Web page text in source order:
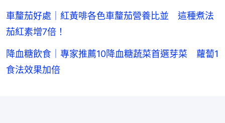
車釐茄好處｜紅黃啡各色車釐茄營養比並 這種煮法
茄紅素增7倍！
降血糖飲食｜專家推薦10降血糖蔬菜首選芽菜 蘿蔔1
食法效果加倍